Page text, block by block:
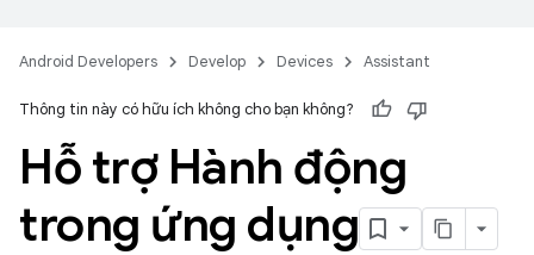
Android Developers Develop Devices Assistant
Thông tin này có hữu ích không cho bạn không?
Hỗ trợ Hành động
trong ứng dụng